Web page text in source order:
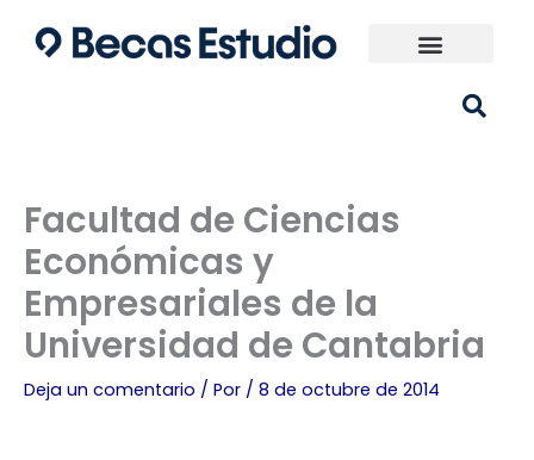
Facultad de Ciencias
Económicas y
Empresariales de la
Universidad de Cantabria
Deja un comentario / Por / 8 de octubre de 2014